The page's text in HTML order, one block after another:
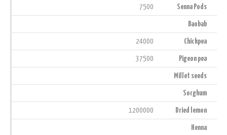
Senna Pods
7500
Baobab
Chickpea
24000
Pigeon pea
37500
Millet seeds
Sorghum
Dried lemon
1200000
Henna